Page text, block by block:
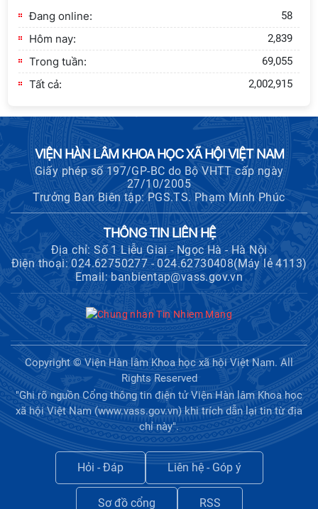
Đang online: 58
Hôm nay: 2,839
Trong tuần: 69,055
Tất cả: 2,002,915
VIỆN HÀN LÂM KHOA HỌC XÃ HỘI VIỆT NAM
Giấy phép số 197/GP-BC do Bộ VHTT cấp ngày
27/10/2005
Trưởng Ban Biên tập: PGS.TS. Phạm Minh Phúc
THÔNG TIN LIÊN HỆ
Địa chỉ: Số 1 Liễu Giai - Ngọc Hà - Hà Nội
Điện thoại: 024.62750277 - 024.62730408(Máy lẻ 4113)
Email: banbientap@vass.gov.vn
Copyright © Viện Hàn lâm Khoa học xã hội Việt Nam. All
Rights Reserved
"Ghi rõ nguồn Cổng thông tin điện tử Viện Hàn lâm Khoa học
xã hội Việt Nam (www.vass.gov.vn) khi trích dẫn lại tin từ địa
chỉ này".
Hỏi - Đáp Liên hệ - Góp ý
Sơ đồ cổng RSS